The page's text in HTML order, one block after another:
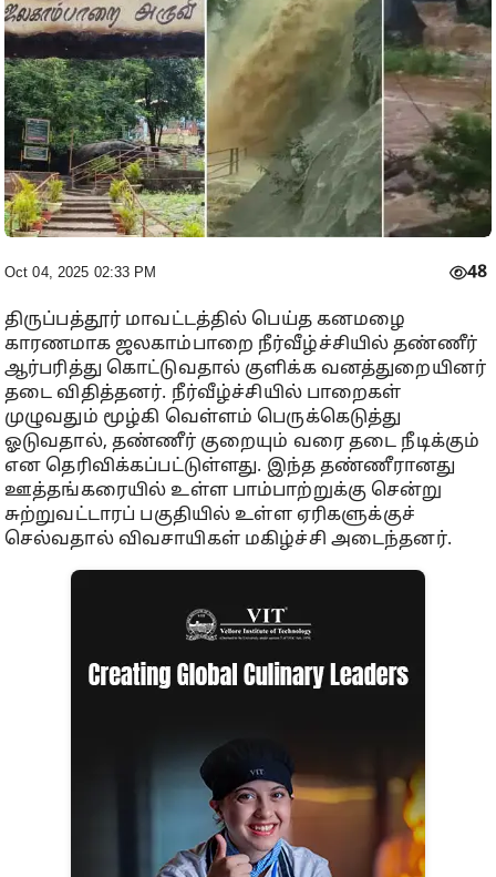
Oct 04, 2025 02:33 PM 48
திருப்பத்தூர் மாவட்டத்தில் பெய்த கனமழை
காரணமாக ஜலகாம்பாறை நீர்வீழ்ச்சியில் தண்ணீர்
ஆர்பரித்து கொட்டுவதால் குளிக்க வனத்துறையினர்
தடை விதித்தனர். நீர்வீழ்ச்சியில் பாறைகள்
முழுவதும் மூழ்கி வெள்ளம் பெருக்கெடுத்து
ஓடுவதால், தண்ணீர் குறையும் வரை தடை நீடிக்கும்
என தெரிவிக்கப்பட்டுள்ளது. இந்த தண்ணீரானது
ஊத்தங்கரையில் உள்ள பாம்பாற்றுக்கு சென்று
சுற்றுவட்டாரப் பகுதியில் உள்ள ஏரிகளுக்குச்
செல்வதால் விவசாயிகள் மகிழ்ச்சி அடைந்தனர்.